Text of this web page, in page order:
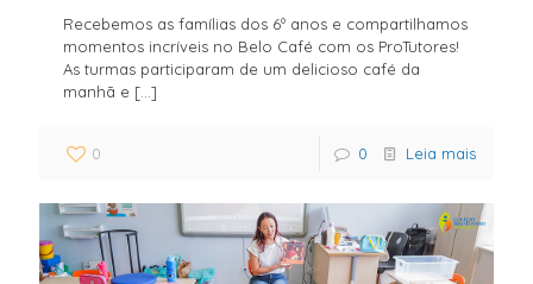
Recebemos as famílias dos 6º anos e compartilhamos
momentos incríveis no Belo Café com os ProTutores!
As turmas participaram de um delicioso café da
manhã e […]
0 0 Leia mais